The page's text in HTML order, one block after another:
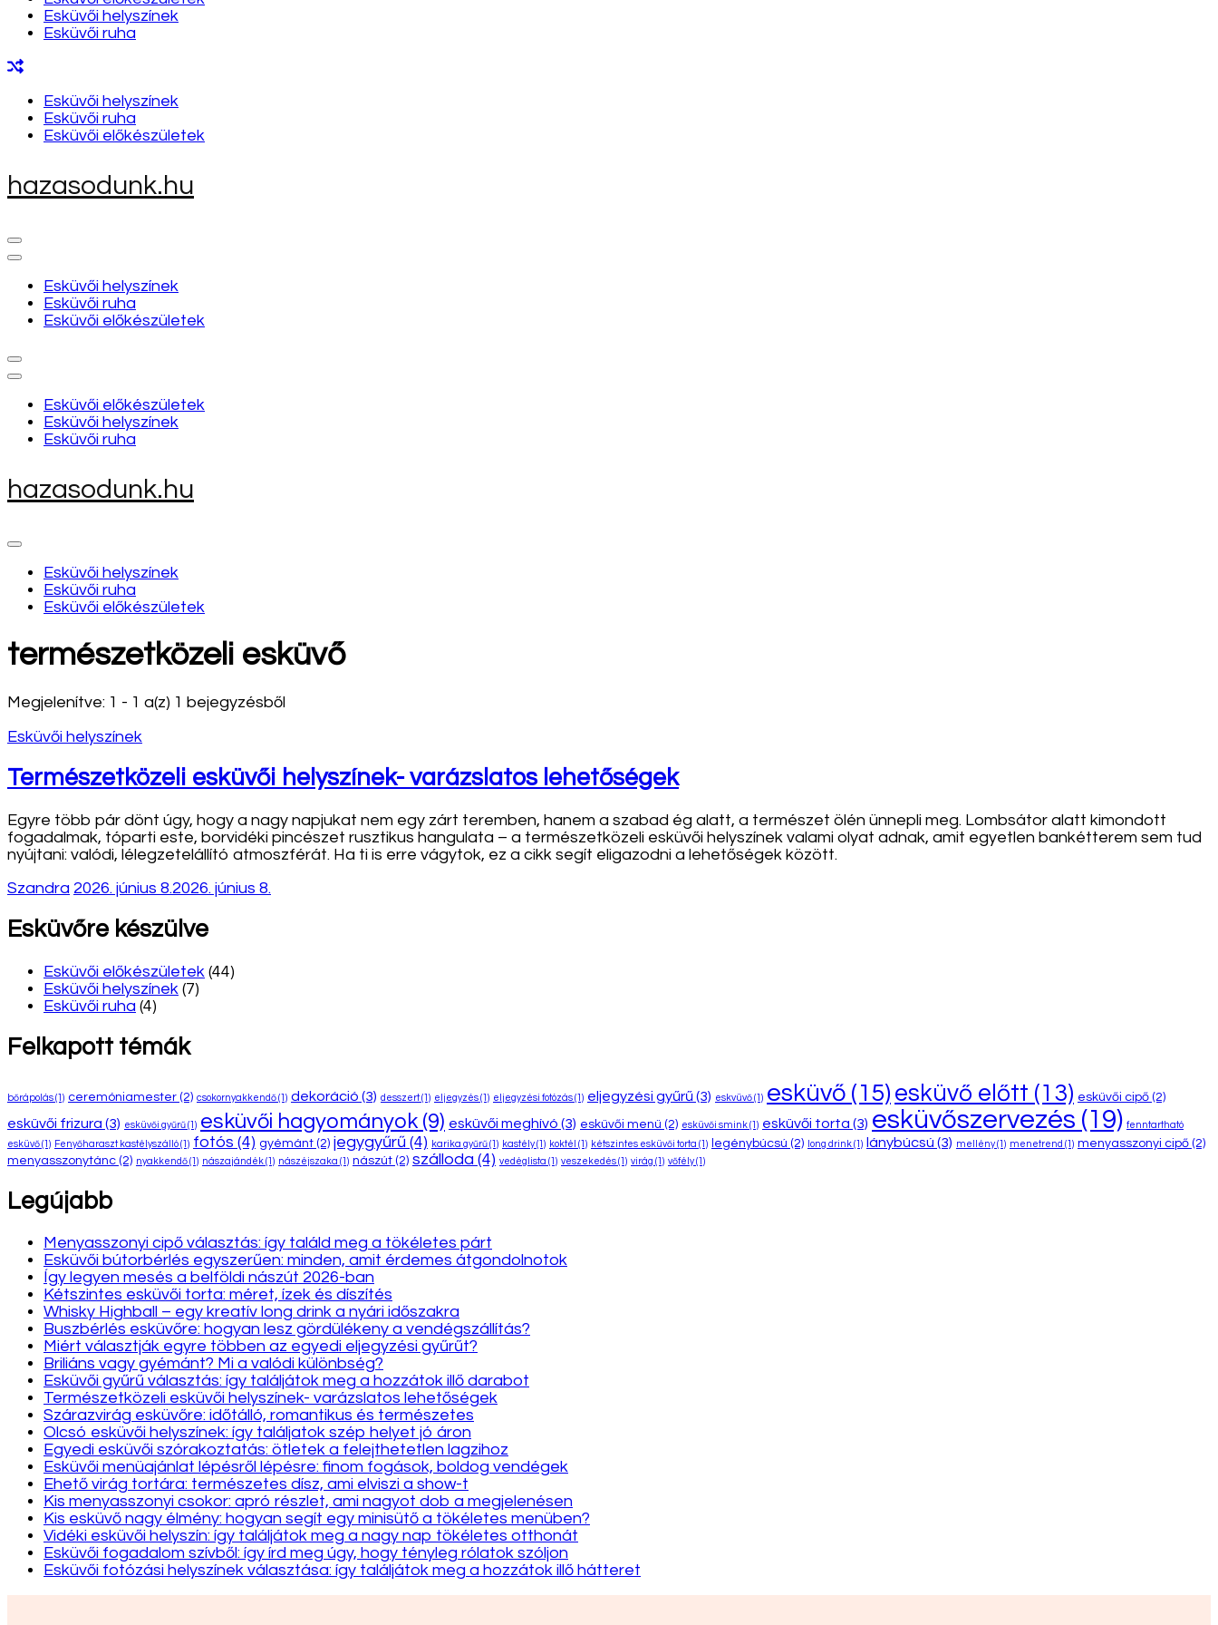
Esküvői helyszínek
Esküvői ruha
Esküvői helyszínek
Esküvői ruha
Esküvői előkészületek
hazasodunk.hu
Esküvői helyszínek
Esküvői ruha
Esküvői előkészületek
Esküvői előkészületek
Esküvői helyszínek
Esküvői ruha
hazasodunk.hu
Esküvői helyszínek
Esküvői ruha
Esküvői előkészületek
természetközeli esküvő
Megjelenítve: 1 - 1 a(z) 1 bejegyzésből
Esküvői helyszínek
Természetközeli esküvői helyszínek- varázslatos lehetőségek
Egyre több pár dönt úgy, hogy a nagy napjukat nem egy zárt teremben, hanem a szabad ég alatt, a természet ölén ünnepli meg. Lombsátor alatt kimondott
fogadalmak, tóparti este, borvidéki pincészet rusztikus hangulata – a természetközeli esküvői helyszínek valami olyat adnak, amit egyetlen bankétterem sem tud
nyújtani: valódi, lélegzetelállító atmoszférát. Ha ti is erre vágytok, ez a cikk segít eligazodni a lehetőségek között.
Szandra 2026. június 8.2026. június 8.
Esküvőre készülve
Esküvői előkészületek (44)
Esküvői helyszínek (7)
Esküvői ruha (4)
Felkapott témák
bőrápolás(1) ceremóniamester (2) csokornyakkendő(1) dekoráció (3) desszert(1) eljegyzés(1) eljegyzési fotózás(1) eljegyzési gyűrű(3) eskvüvő(1) esküvő (15) esküvő előtt (13) esküvői cipő (2)
esküvői frizura (3) esküvői gyűrű(1) esküvői hagyományok (9) esküvői meghívó (3) esküvői menü (2) esküvői smink(1) esküvői torta (3) esküvőszervezés (19) fenntartható
esküvő(1) Fenyőharaszt kastélyszálló(1) fotós (4) gyémánt (2) jegygyűrű (4) karika gyűrű(1) kastély(1) koktél (1) kétszintes esküvői torta (1) legénybúcsú (2) long drink(1) lánybúcsú (3) mellény(1) menetrend (1) menyasszonyi cipő (2)
menyasszonytánc (2) nyakkendő(1) nászajándék(1) nászéjszaka (1) nászút (2) szálloda (4) vedéglista (1) veszekedés(1) virág (1) vőfély(1)
Legújabb
Menyasszonyi cipő választás: így találd meg a tökéletes párt
Esküvői bútorbérlés egyszerűen: minden, amit érdemes átgondolnotok
Így legyen mesés a belföldi nászút 2026-ban
Kétszintes esküvői torta: méret, ízek és díszítés
Whisky Highball – egy kreatív long drink a nyári időszakra
Buszbérlés esküvőre: hogyan lesz gördülékeny a vendégszállítás?
Miért választják egyre többen az egyedi eljegyzési gyűrűt?
Briliáns vagy gyémánt? Mi a valódi különbség?
Esküvői gyűrű választás: így találjátok meg a hozzátok illő darabot
Természetközeli esküvői helyszínek- varázslatos lehetőségek
Szárazvirág esküvőre: időtálló, romantikus és természetes
Olcsó esküvői helyszínek: így találjatok szép helyet jó áron
Egyedi esküvői szórakoztatás: ötletek a felejthetetlen lagzihoz
Esküvői menüajánlat lépésről lépésre: finom fogások, boldog vendégek
Ehető virág tortára: természetes dísz, ami elviszi a show-t
Kis menyasszonyi csokor: apró részlet, ami nagyot dob a megjelenésen
Kis esküvő nagy élmény: hogyan segít egy minisütő a tökéletes menüben?
Vidéki esküvői helyszín: így találjátok meg a nagy nap tökéletes otthonát
Esküvői fogadalom szívből: így írd meg úgy, hogy tényleg rólatok szóljon
Esküvői fotózási helyszínek választása: így találjátok meg a hozzátok illő hátteret